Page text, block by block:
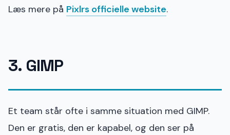
Læs mere på Pixlrs officielle website.
3. GIMP
Et team står ofte i samme situation med GIMP.
Den er gratis, den er kapabel, og den ser på